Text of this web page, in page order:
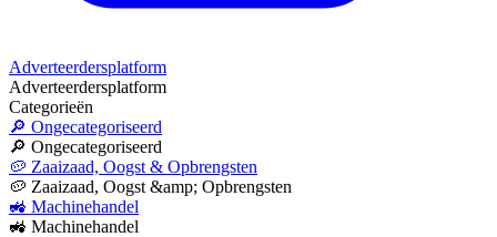
Adverteerdersplatform
Adverteerdersplatform
Categorieën
🔎 Ongecategoriseerd
🔎 Ongecategoriseerd
🥔 Zaaizaad, Oogst & Opbrengsten
🥔 Zaaizaad, Oogst &amp; Opbrengsten
🚜 Machinehandel
🚜 Machinehandel